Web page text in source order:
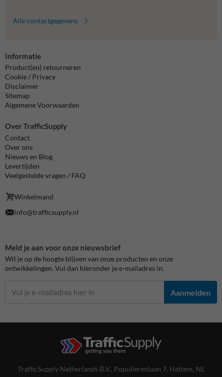
Alle contactgegevens
Informatie
Product(en) retourneren
Cookie / Privacy
Disclaimer
Sitemap
Algemene Voorwaarden
Over TrafficSupply
Contact
Over ons
Nieuws en Blog
Levertijden
Veelgestelde vragen / FAQ
Winkelmand
info@trafficsupply.nl
Meld je aan voor onze nieuwsbrief
Wil je op de hoogte blijven van onze producten en onze
ontwikkelingen. Vul dan hieronder je e-mailadres in.
Aanmelden
TrafficSupply Netherlands B.V., Populierenlaan 7, Hattem, NL